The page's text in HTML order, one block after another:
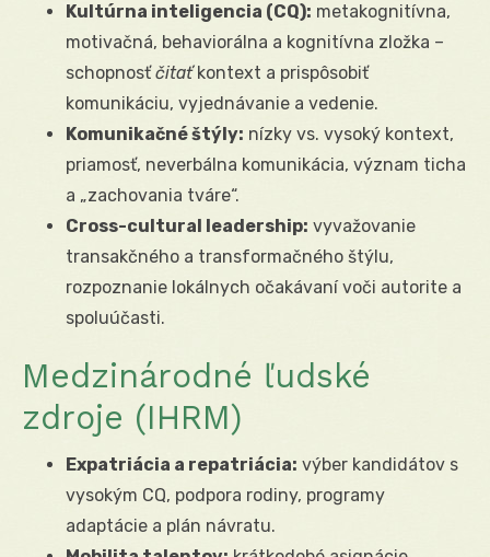
Kultúrna inteligencia (CQ): metakognitívna,
motivačná, behaviorálna a kognitívna zložka –
schopnosťčitaťkontext a prispôsobiť
komunikáciu, vyjednávanie a vedenie.
Komunikačné štýly: nízky vs. vysoký kontext,
priamosť, neverbálna komunikácia, význam ticha
a „zachovania tváre“.
Cross-cultural leadership: vyvažovanie
transakčného a transformačného štýlu,
rozpoznanie lokálnych očakávaní voči autorite a
spoluúčasti.
Medzinárodné ľudské
zdroje (IHRM)
Expatriácia a repatriácia: výber kandidátov s
vysokým CQ, podpora rodiny, programy
adaptácie a plán návratu.